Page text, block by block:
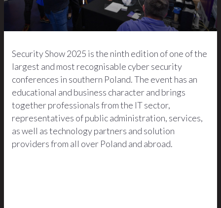
Security Show 2025 is the ninth edition of one of the
largest and most recognisable cyber security
conferences in southern Poland. The event has an
educational and business character and brings
together professionals from the IT sector,
representatives of public administration, services,
as well as technology partners and solution
providers from all over Poland and abroad.